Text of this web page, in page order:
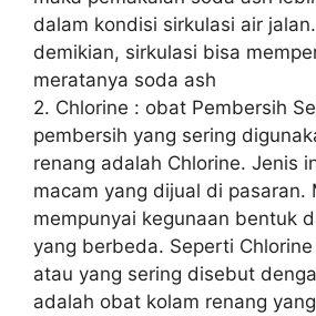
dalam kondisi sirkulasi air
demikian, sirkulasi bisa
meratanya soda ash
2. Chlorine : obat Pembersih
pembersih yang sering
renang adalah Chlorine. Jenis
macam yang dijual di pasaran.
mempunyai kegunaan bentuk
yang berbeda. Seperti
atau yang sering disebut
adalah obat kolam renang